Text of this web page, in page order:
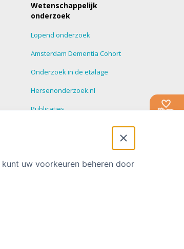
Wetenschappelijk
onderzoek
Lopend onderzoek
Amsterdam Dementia Cohort
Onderzoek in de etalage
Hersenonderzoek.nl
Publicaties
uw voorkeuren beheren door